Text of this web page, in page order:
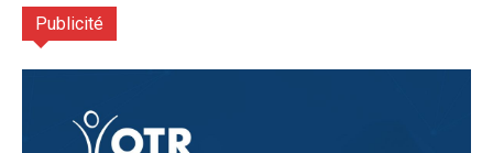
Publicité